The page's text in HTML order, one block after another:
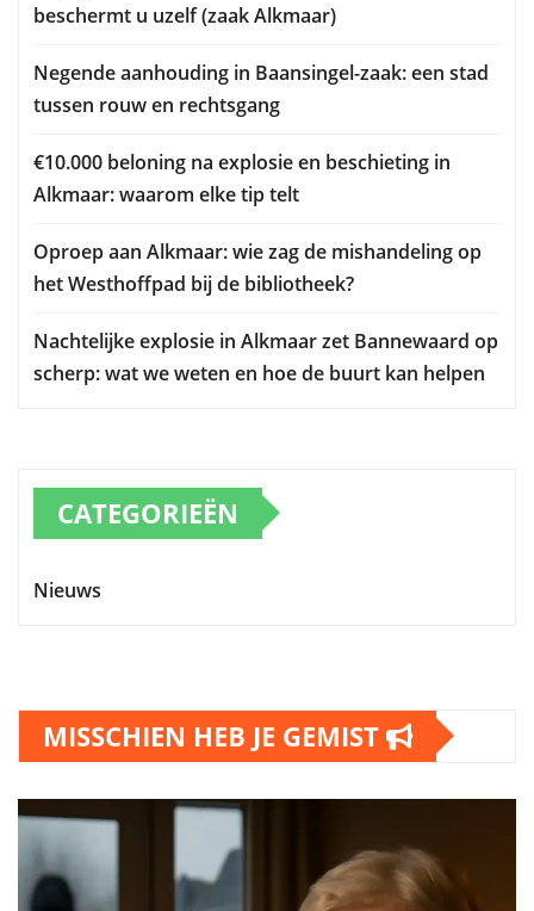
beschermt u uzelf (zaak Alkmaar)
Negende aanhouding in Baansingel-zaak: een stad
tussen rouw en rechtsgang
€10.000 beloning na explosie en beschieting in
Alkmaar: waarom elke tip telt
Oproep aan Alkmaar: wie zag de mishandeling op
het Westhoffpad bij de bibliotheek?
Nachtelijke explosie in Alkmaar zet Bannewaard op
scherp: wat we weten en hoe de buurt kan helpen
CATEGORIEËN
Nieuws
MISSCHIEN HEB JE GEMIST